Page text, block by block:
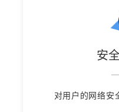
安
对用户的网络安